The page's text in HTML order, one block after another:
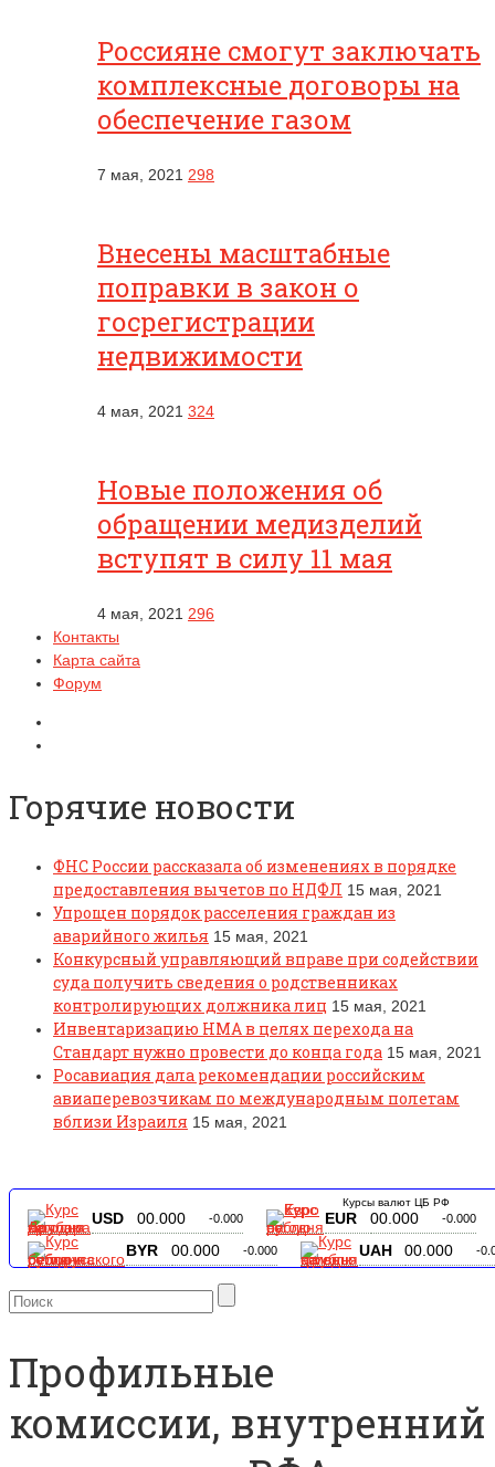
Россияне смогут заключать
комплексные договоры на
обеспечение газом
7 мая, 2021 298
Внесены масштабные
поправки в закон о
госрегистрации
недвижимости
4 мая, 2021 324
Новые положения об
обращении медизделий
вступят в силу 11 мая
4 мая, 2021 296
Контакты
Карта сайта
Форум
Горячие новости
ФНС России рассказала об изменениях в порядке
предоставления вычетов по НДФЛ 15 мая, 2021
Упрощен порядок расселения граждан из
аварийного жилья 15 мая, 2021
Конкурсный управляющий вправе при содействии
суда получить сведения о родственниках
контролирующих должника лиц 15 мая, 2021
Инвентаризацию НМА в целях перехода на
Стандарт нужно провести до конца года 15 мая, 2021
Росавиация дала рекомендации российским
авиаперевозчикам по международным полетам
вблизи Израиля 15 мая, 2021
Курсы валют ЦБ РФ
USD 00.000 -0.000 EUR 00.000 -0.000
BYR 00.000 -0.000 UAH 00.000 -
Профильные
комиссии, внутренний